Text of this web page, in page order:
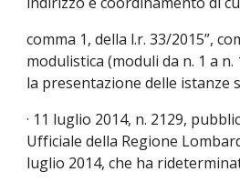
comma 1, della l.r. 33/2015”,
modulistica (moduli da n. 1 a
la presentazione delle istanze
· 11 luglio 2014, n. 2129,
Ufficiale della Regione
luglio 2014, che ha